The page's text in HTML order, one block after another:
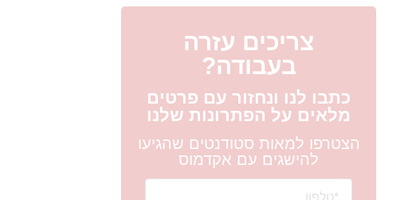
צריכים עזרה
בעבודה?
כתבו לנו ונחזור עם פרטים
מלאים על הפתרונות שלנו
הצטרפו למאות סטודנטים שהגיעו
להישגים עם אקדמוס